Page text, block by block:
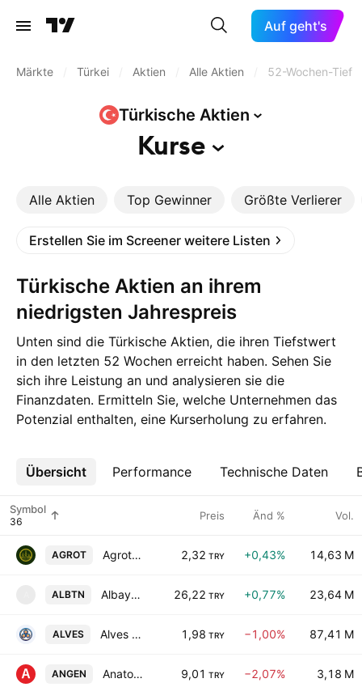
Auf geht's
Märkte Türkei Aktien Alle Aktien 52-Wochen-Tief
Türkische Aktien
Kurse
Alle Aktien Top Gewinner Größte Verlierer
Erstellen Sie im Screener weitere Listen
Türkische Aktien an ihrem
niedrigsten Jahrespreis
Unten sind die Türkische Aktien, die ihren Tiefstwert
in den letzten 52 Wochen erreicht haben. Sehen Sie
sich ihre Leistung an und analysieren sie die
Finanzdaten. Ermitteln Sie, welche Unternehmen das
Potenzial enthalten, eine Kurserholung zu erfahren.
Übersicht Performance Technische Daten
Mehr
Symbol Preis Änd % Vol.
AGROT Agrotech Yuksek Teknoloji ve Yatirim AS 2,32 TRY +0,43% 14,63 M
ALBTN Albayrak Hazir Beton Sanayi ve Ticaret AS 26,22 TRY +0,77% 23,64 M
ALVES Alves Kablo Sanayi ve Ticaret A. S. 1,98 TRY −1,00% 87,41 M
ANGEN Anatolia Tani ve Biyoteknoloji Urunleri Arastirma Gelistirme Sanayi ve Ticaret AS 9,01 TRY −2,07% 3,18 M